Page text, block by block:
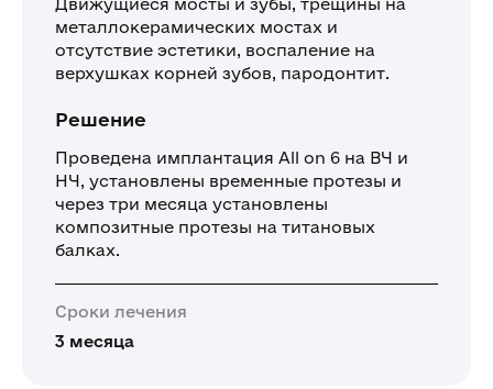
металлокерамических мостах и
отсутствие эстетики, воспаление на
верхушках корней зубов, пародонтит.
Решение
Проведена имплантация All on 6 на ВЧ и
НЧ, установлены временные протезы и
через три месяца установлены
композитные протезы на титановых
балках.
Сроки лечения
3 месяца